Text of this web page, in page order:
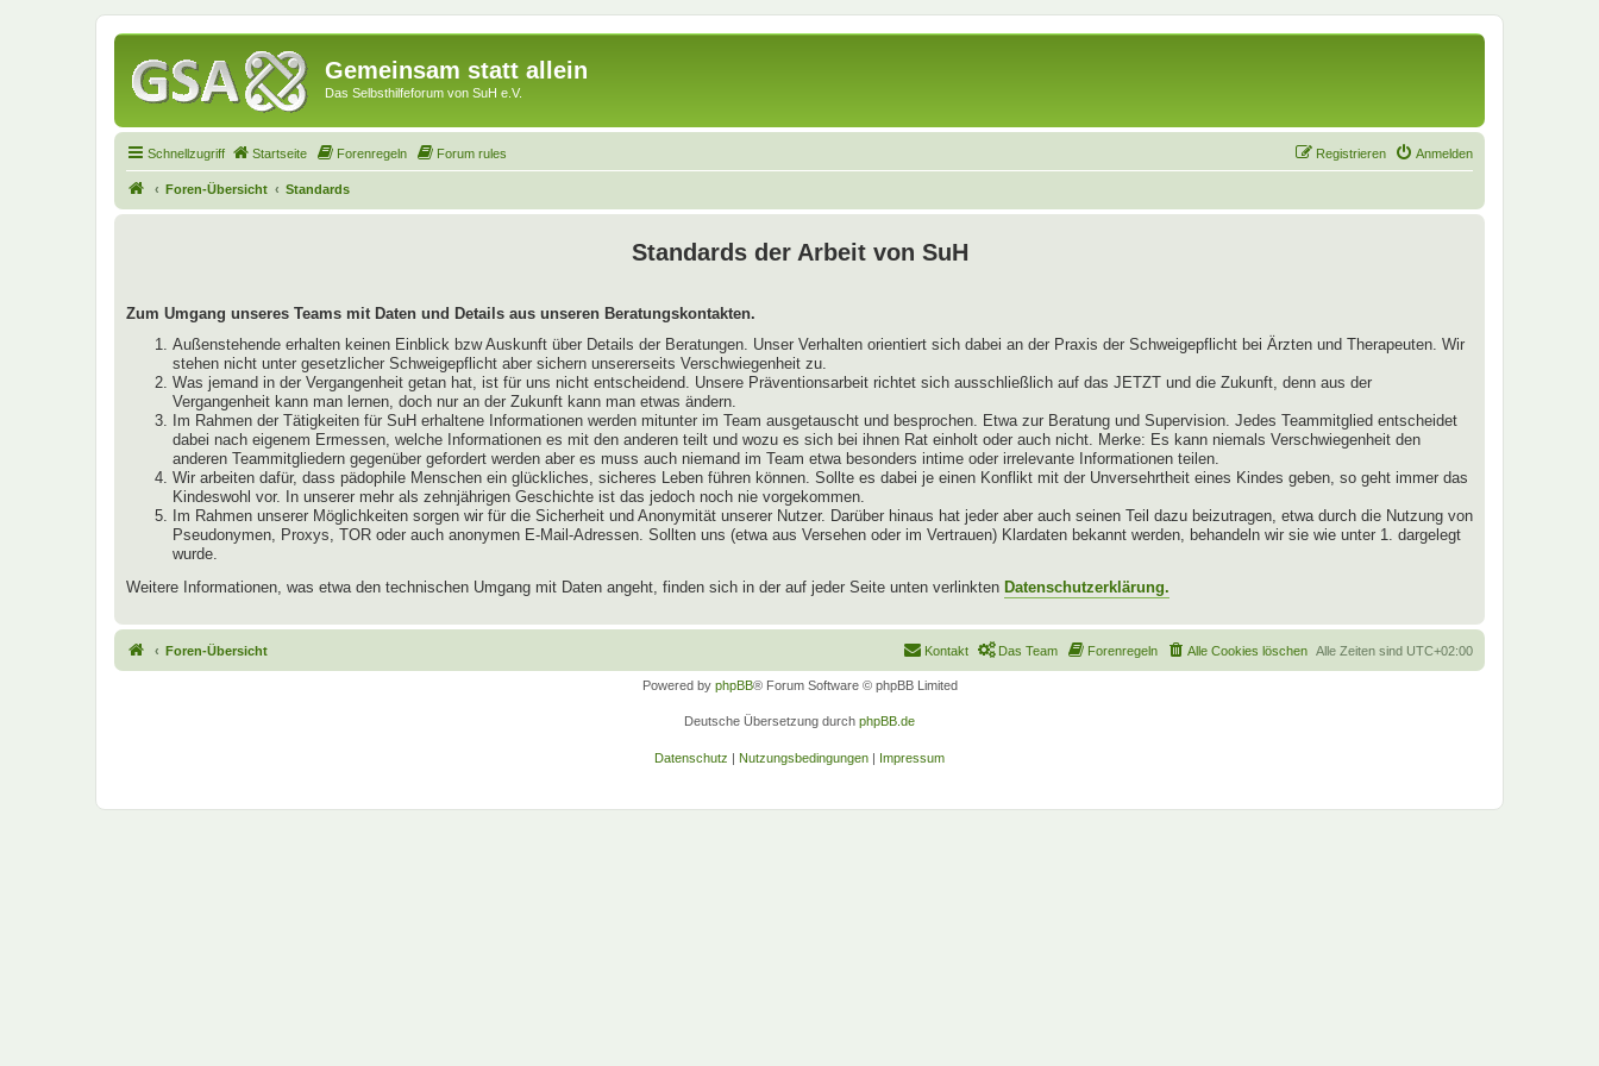
Gemeinsam statt allein
Das Selbsthilfeforum von SuH e.V.
Schnellzugriff Startseite Forenregeln Forum rules Anmelden
Registrieren
Foren-Übersicht Standards
Standards der Arbeit von SuH
Zum Umgang unseres Teams mit Daten und Details aus unseren Beratungskontakten.
Außenstehende erhalten keinen Einblick bzw Auskunft über Details der Beratungen. Unser Verhalten orientiert sich dabei an der Praxis der Schweigepflicht bei Ärzten und Therapeuten. Wir
stehen nicht unter gesetzlicher Schweigepflicht aber sichern unsererseits Verschwiegenheit zu.
Was jemand in der Vergangenheit getan hat, ist für uns nicht entscheidend. Unsere Präventionsarbeit richtet sich ausschließlich auf das JETZT und die Zukunft, denn aus der
Vergangenheit kann man lernen, doch nur an der Zukunft kann man etwas ändern.
Im Rahmen der Tätigkeiten für SuH erhaltene Informationen werden mitunter im Team ausgetauscht und besprochen. Etwa zur Beratung und Supervision. Jedes Teammitglied entscheidet
dabei nach eigenem Ermessen, welche Informationen es mit den anderen teilt und wozu es sich bei ihnen Rat einholt oder auch nicht. Merke: Es kann niemals Verschwiegenheit den
anderen Teammitgliedern gegenüber gefordert werden aber es muss auch niemand im Team etwa besonders intime oder irrelevante Informationen teilen.
Wir arbeiten dafür, dass pädophile Menschen ein glückliches, sicheres Leben führen können. Sollte es dabei je einen Konflikt mit der Unversehrtheit eines Kindes geben, so geht immer das
Kindeswohl vor. In unserer mehr als zehnjährigen Geschichte ist das jedoch noch nie vorgekommen.
Im Rahmen unserer Möglichkeiten sorgen wir für die Sicherheit und Anonymität unserer Nutzer. Darüber hinaus hat jeder aber auch seinen Teil dazu beizutragen, etwa durch die Nutzung von
Pseudonymen, Proxys, TOR oder auch anonymen E-Mail-Adressen. Sollten uns (etwa aus Versehen oder im Vertrauen) Klardaten bekannt werden, behandeln wir sie wie unter 1. dargelegt
wurde.
Weitere Informationen, was etwa den technischen Umgang mit Daten angeht, finden sich in der auf jeder Seite unten verlinkten Datenschutzerklärung.
Foren-Übersicht Alle Zeiten sind UTC+02:00
Alle Cookies löschen
Forenregeln
Das Team
Kontakt
Powered by phpBB® Forum Software © phpBB Limited
Deutsche Übersetzung durch phpBB.de
Datenschutz | Nutzungsbedingungen | Impressum